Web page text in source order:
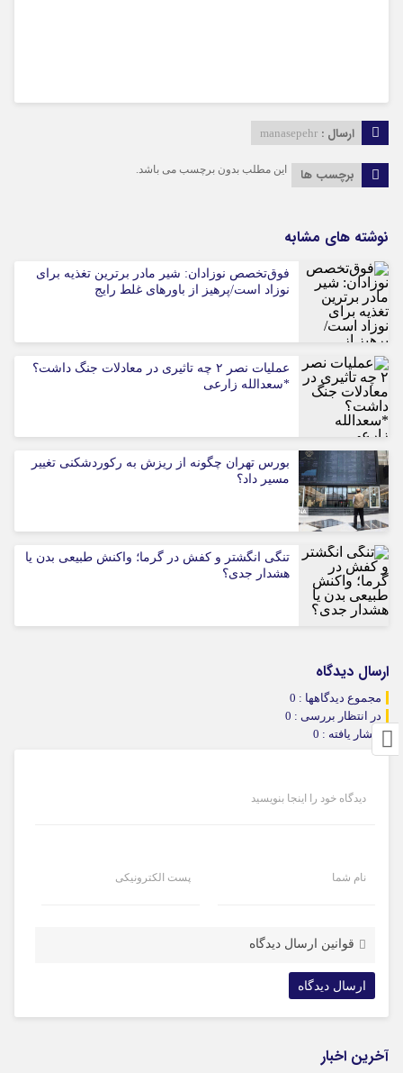
ارسال : manasepehr
برچسب ها این مطلب بدون برچسب می باشد.
نوشته های مشابه
فوق‌تخصص نوزادان: شیر مادر برترین تغذیه برای
نوزاد است/پرهیز از باورهای غلط رایج
عملیات نصر ۲ چه تاثیری در معادلات جنگ داشت؟
*سعدالله زارعی
بورس تهران چگونه از ریزش به رکوردشکنی تغییر
مسیر داد؟
تنگی انگشتر و کفش در گرما؛ واکنش طبیعی بدن یا
هشدار جدی؟
ارسال دیدگاه
مجموع دیدگاهها : 0
در انتظار بررسی : 0
انتشار یافته : 0
دیدگاه خود را اینجا بنویسید
نام شما پست الکترونیکی
قوانین ارسال دیدگاه
آخرین اخبار